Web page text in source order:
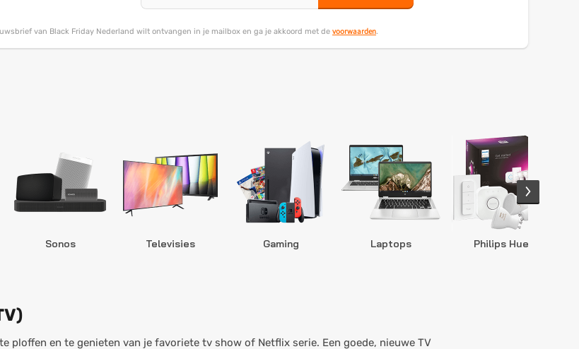
van Black Friday Nederland wilt ontvangen in je mailbox en ga je akkoord met de voorwaarden.
Sonos Televisies Gaming Laptops Philips Hue
ploffen en te genieten van je favoriete tv show of Netflix serie. Een goede, nieuwe TV